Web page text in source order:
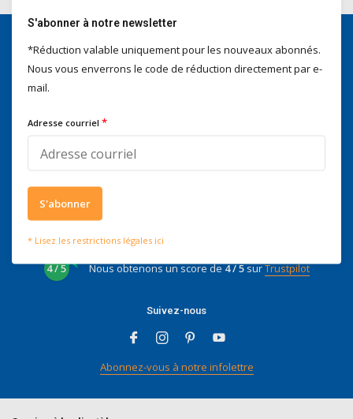
Nous serons heureux d'aider
Ce que disent nos clients
4 / 5 Nous obtenons un score de4 / 5surTrustpilot
Suivez-nous
Abonnez-vous à notre infolettre
S'abonner à notre newsletter
*Réduction valable uniquement pour les nouveaux abonnés.
Nous vous enverrons le code de réduction directement par e-
mail.
Adresse courriel *
S'abonner
* Lisez les restrictions légales ici